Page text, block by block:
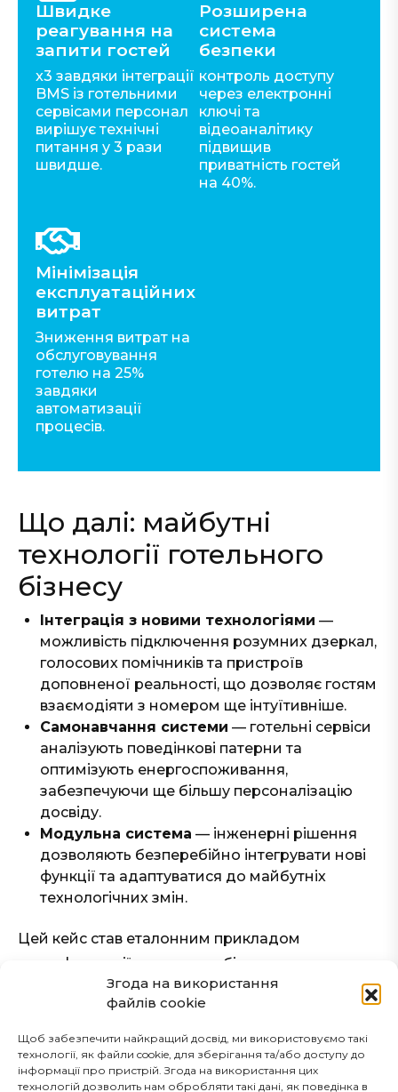
Згода на використання
файлів cookie
Щоб забезпечити найкращий досвід, ми використовуємо такі
технології, як файли cookie, для зберігання та/або доступу до
інформації про пристрій. Згода на використання цих
технологій дозволить нам обробляти такі дані, як поведінка в
Швидке
реагування на
запити гостей
x3 завдяки інтеграції
BMS із готельними
сервісами персонал
вирішує технічні
питання у 3 рази
швидше.
Розширена
система
безпеки
контроль доступу
через електронні
ключі та
відеоаналітику
підвищив
приватність гостей
на 40%.
Мінімізація
експлуатаційних
витрат
Зниження витрат на
обслуговування
готелю на 25%
завдяки
автоматизації
процесів.
Що далі: майбутні
технології готельного
бізнесу
Інтеграція з новими технологіями —
можливість підключення розумних дзеркал,
голосових помічників та пристроїв
доповненої реальності, що дозволяє гостям
взаємодіяти з номером ще інтуїтивніше.
Самонавчання системи — готельні сервіси
аналізують поведінкові патерни та
оптимізують енергоспоживання,
забезпечуючи ще більшу персоналізацію
досвіду.
Модульна система — інженерні рішення
дозволяють безперебійно інтегрувати нові
функції та адаптуватися до майбутніх
технологічних змін.
Цей кейс став еталонним прикладом
трансформації готельного бізнесу завдяки
інтелектуальним технологіям та адаптивній
інженерії, що підвищує ефективність
компромісів у комфорті.